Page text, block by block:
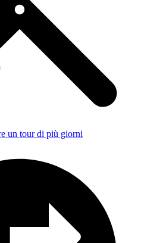
un tour di più giorni